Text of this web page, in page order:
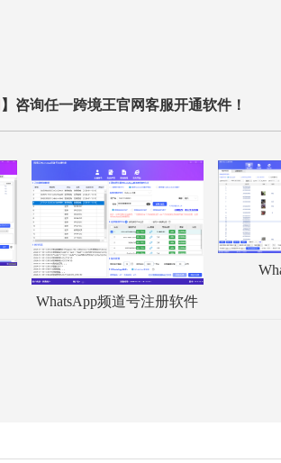
】咨询任一跨境王官网客服开通软件！
WhatsApp频道号注册软件